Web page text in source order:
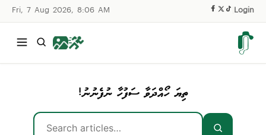
Fri, 7 Aug 2026, 8:06 AM Login
ތިޔަ ހޯއްދަވާ ސަފުހާ ނުފެނުނު!